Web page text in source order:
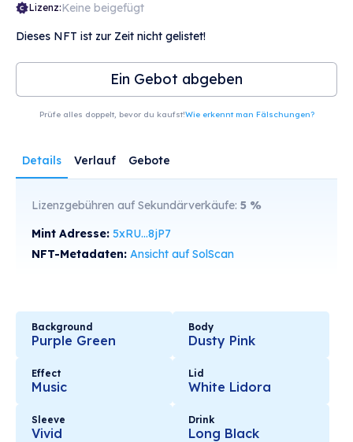
Lizenz:Keine beigefügt
Dieses NFT ist zur Zeit nicht gelistet!
Ein Gebot abgeben
Prüfe alles doppelt, bevor du kaufst!Wie erkennt man Fälschungen?
Details Verlauf Gebote
Lizenzgebühren auf Sekundärverkäufe: 5 %
Mint Adresse: 5xRU...8jP7
NFT-Metadaten: Ansicht auf SolScan
Background
Purple Green
Body
Dusty Pink
Effect
Music
Lid
White Lidora
Sleeve
Vivid
Drink
Long Black